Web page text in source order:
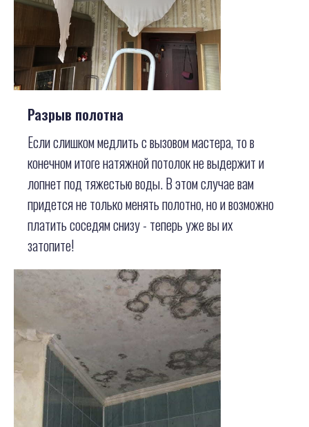
Разрыв полотна
Если слишком медлить с вызовом мастера, то в
конечном итоге натяжной потолок не выдержит и
лопнет под тяжестью воды. В этом случае вам
придется не только менять полотно, но и возможно
платить соседям снизу - теперь уже вы их
затопите!